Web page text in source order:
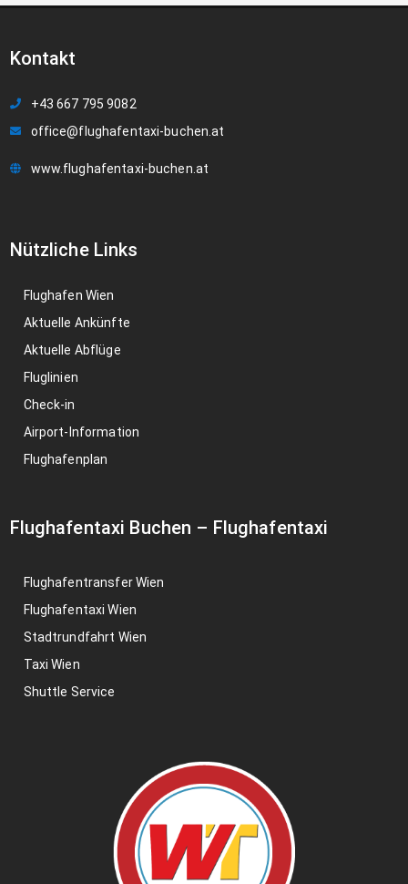
Kontakt
+43 667 795 9082
office@flughafentaxi-buchen.at
www.flughafentaxi-buchen.at
Nützliche Links
Flughafen Wien
Aktuelle Ankünfte
Aktuelle Abflüge
Fluglinien
Check-in
Airport-Information
Flughafenplan
Flughafentaxi Buchen – Flughafentaxi
Flughafentransfer Wien
Flughafentaxi Wien
Stadtrundfahrt Wien
Taxi Wien
Shuttle Service